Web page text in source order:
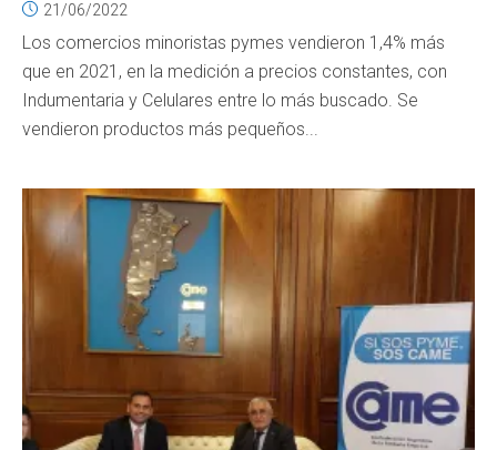
21/06/2022
Los comercios minoristas pymes vendieron 1,4% más
que en 2021, en la medición a precios constantes, con
Indumentaria y Celulares entre lo más buscado. Se
vendieron productos más pequeños...